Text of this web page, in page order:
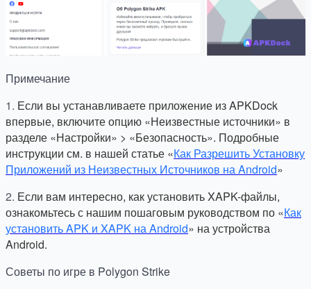
Примечание
1. Если вы устанавливаете приложение из APKDock
впервые, включите опцию «Неизвестные источники» в
разделе «Настройки» > «Безопасность». Подробные
инструкции см. в нашей статье «Как Разрешить Установку
Приложений из Неизвестных Источников на Android»
2. Если вам интересно, как установить XAPK-файлы,
ознакомьтесь с нашим пошаговым руководством по «Как
установить APK и XAPK на Android» на устройства
Android.
Советы по игре в Polygon Strike